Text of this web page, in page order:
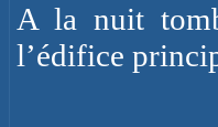
A la nuit
l’édifice